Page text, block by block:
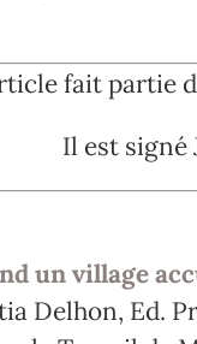
fait partie
Il est signé
un village
Delhon, Ed.